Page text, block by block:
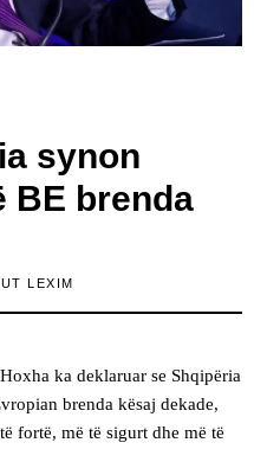
synon
BE brenda
LEXIM
ka deklaruar se Shqipëria
brenda kësaj dekade,
fortë, më të sigurt dhe më të